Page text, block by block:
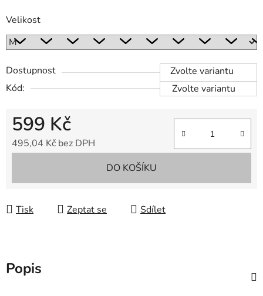
Velikost
Dostupnost
Zvolte variantu
Kód:
Zvolte variantu
599 Kč
495,04 Kč bez DPH
DO KOŠÍKU
Tisk Zeptat se Sdílet
Popis